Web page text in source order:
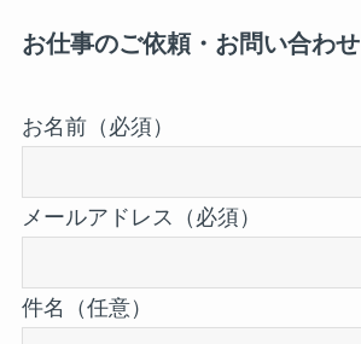
お仕事のご依頼・お問い合わせ
お名前（必須）
メールアドレス（必須）
件名（任意）